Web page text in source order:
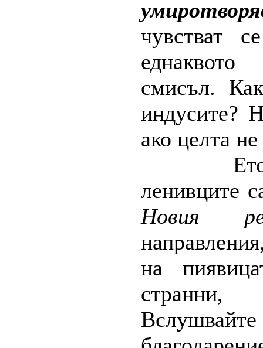
чувстват
смисъл.
индусите?
ако целта
ленивците
Новия
на
странни,